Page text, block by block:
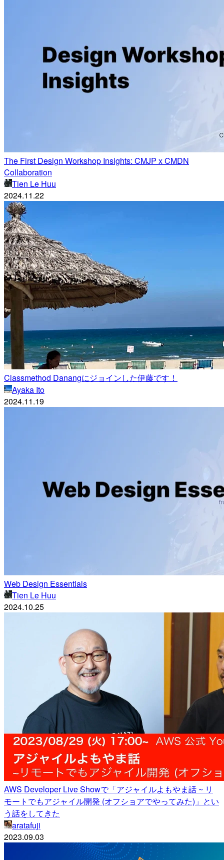
The First Design Workshop Insights: CMJP x CMDN
Collaboration
Tien Le Huu
2024.11.22
Classmethod Danangにジョインした伊藤です！
Ayaka Ito
2024.11.19
Web Design Essentials
Tien Le Huu
2024.10.25
AWS Developer Live Showで「アジャイルよもやま話 ~ リ
モートでもアジャイル開発 (オフショアでやってみた)」とい
う話をしてきた
aratafuji
2023.09.03